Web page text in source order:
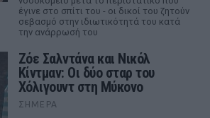
έγινε στο σπίτι του - οι δικοί του ζητούν
σεβασμό στην ιδιωτικότητά του κατά
την ανάρρωσή του
Ζόε Σαλντάνα και Νικόλ
Κίντμαν: Οι δύο σταρ του
Χόλιγουντ στη Μύκονο
ΣΉΜΕΡΑ